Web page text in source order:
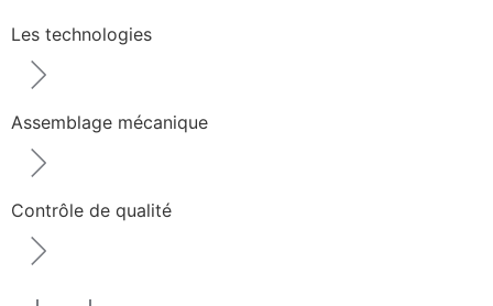
Les technologies
Assemblage mécanique
Contrôle de qualité